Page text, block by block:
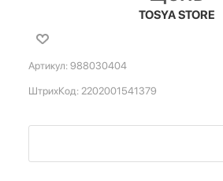
TOSYA STORE
Артикул: 988030404
ШтрихКод: 2202001541379